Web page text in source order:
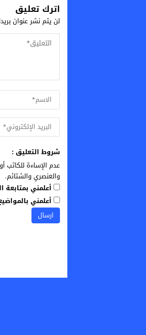
اترك تعليق
لن يتم نشر عنوان
شروط التعليق :
عدم الإساءة للكاتب
والعنصري والشتائم.
أعلمني بمتابعة
أعلمني